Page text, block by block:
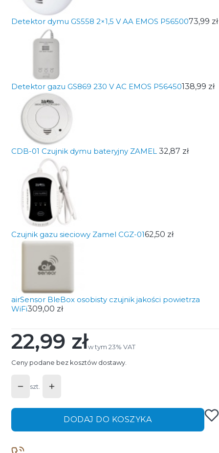
Detektor dymu GS558 2×1,5 V AA EMOS P5650073,99 zł
Detektor gazu GS869 230 V AC EMOS P56450138,99 zł
CDB-01 Czujnik dymu bateryjny ZAMEL 32,87 zł
Czujnik gazu sieciowy Zamel CGZ-0162,50 zł
airSensor BleBox osobisty czujnik jakości powietrza
WiFi309,00 zł
Cena
22,99 złw tym 23% VAT
w tym 23% VAT
Ceny podane bez kosztów dostawy.
szt.
DODAJ DO KOSZYKA